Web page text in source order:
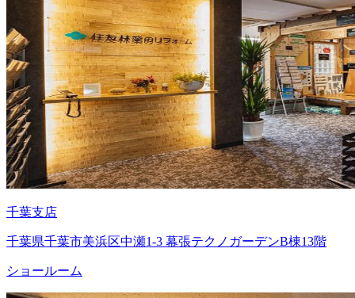
千葉支店
千葉県千葉市美浜区中瀬1-3 幕張テクノガーデンB棟13階
ショールーム